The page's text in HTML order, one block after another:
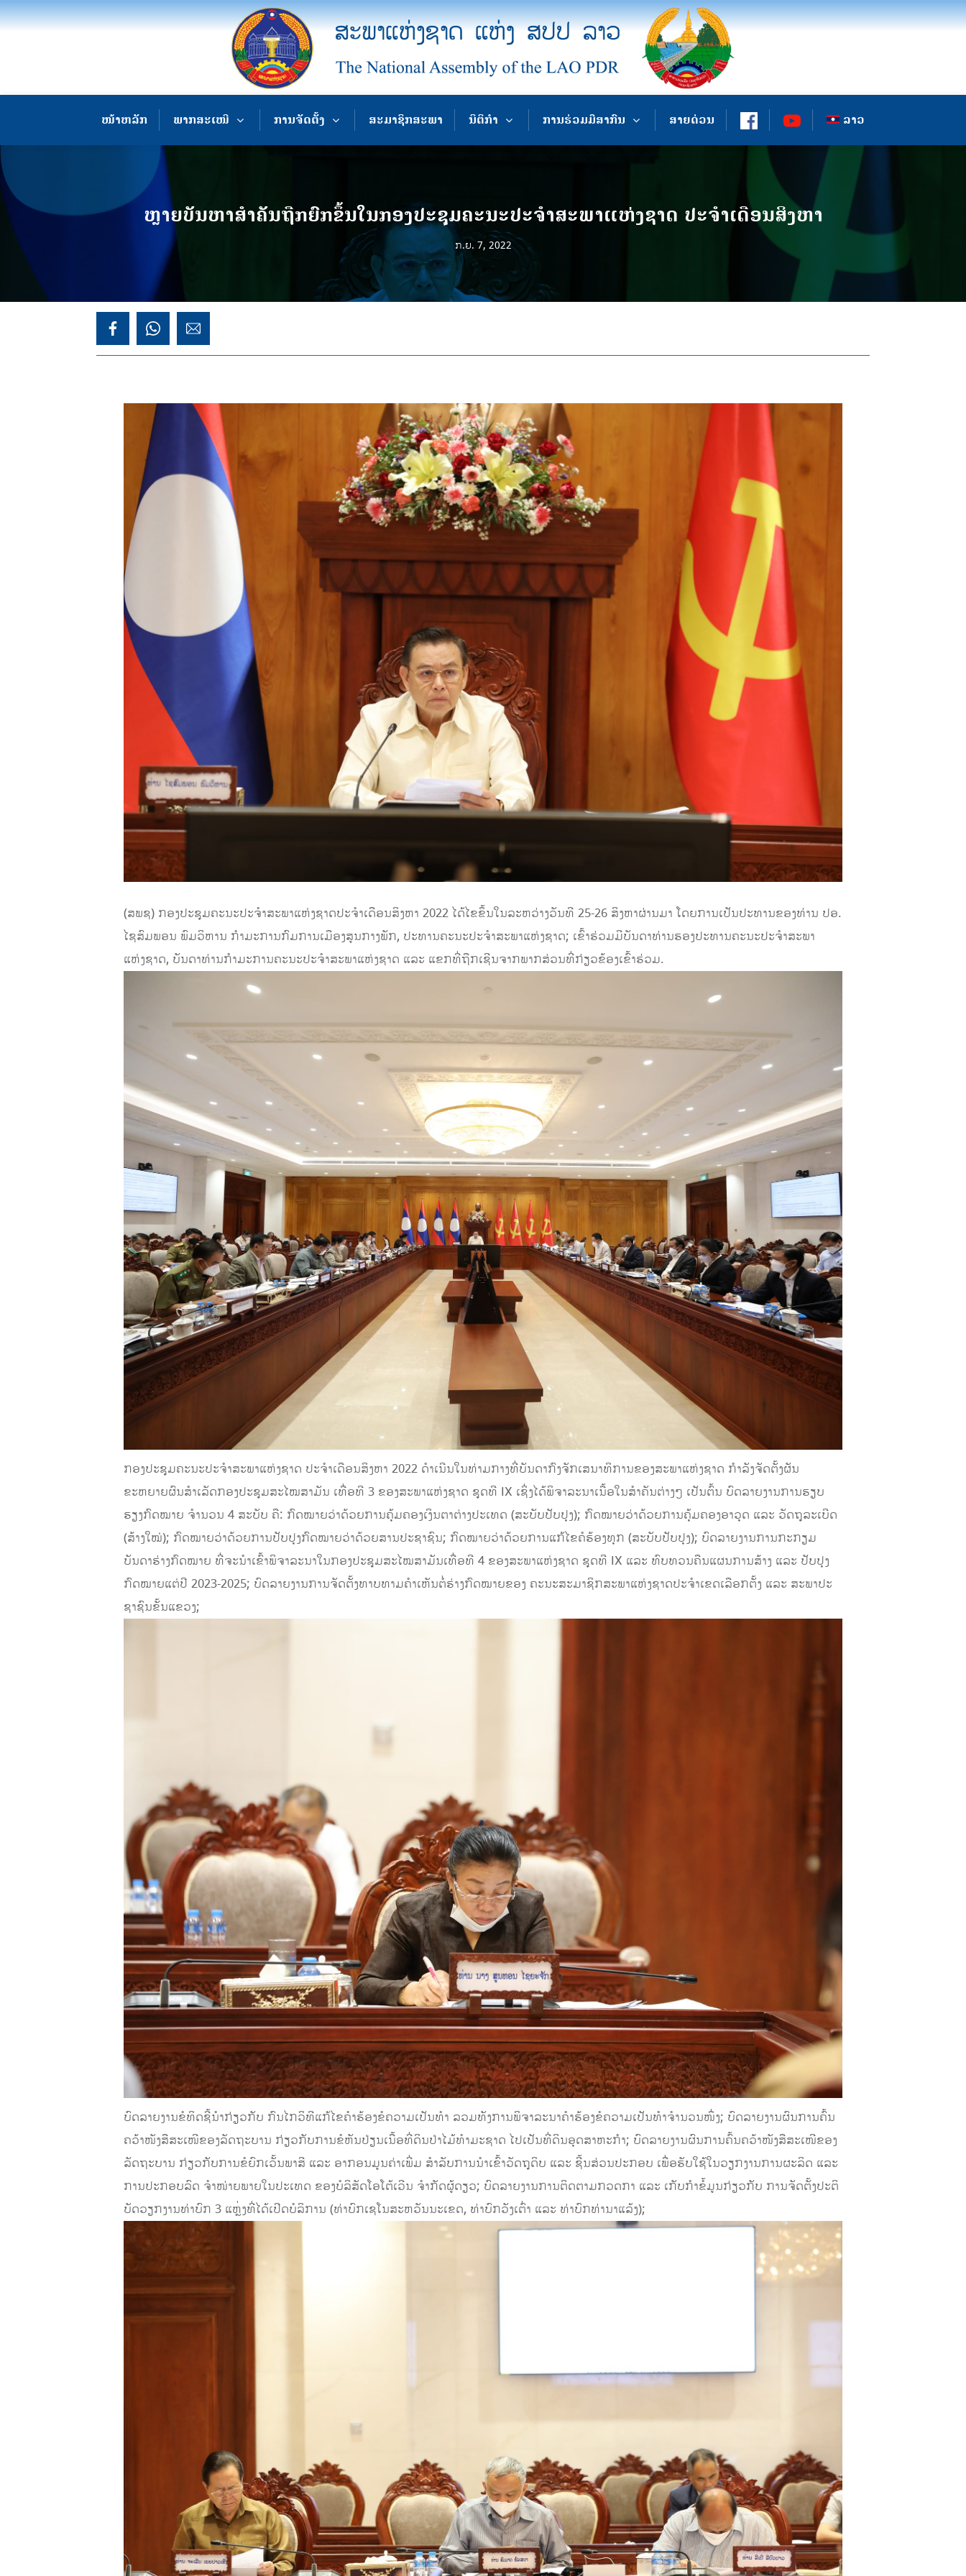
ໜ້າຫລັກ ພາກສະເໜີ ການຈັດຕັ້ງ ສະມາຊິກສະພາ ນິຕິກຳ ການຮ່ວມມືສາກົນ ສາຍດ່ວນ ລາວ
ຫຼາຍບັນຫາສຳຄັນຖືກຍົກຂຶ້ນໃນກອງປະຊຸມຄະນະປະຈຳສະພາແຫ່ງຊາດ ປະຈຳເດືອນສິງຫາ
ກ.ຍ. 7, 2022
(ສພຊ) ກອງ​ປະ​ຊຸມ​ຄະ​ນະ​ປະ​ຈຳ​ສະ​ພາ​ແຫ່ງ​ຊາດ​ປະ​ຈຳ​ເດືອນ​ສິງ​ຫາ 2022 ໄດ້ໄຂຂຶ້ນໃນລະຫວ່າງວັນທີ 25-26 ສິງ​ຫາຜ່ານມາ ໂດຍການເປັນປະທານຂອງທ່ານ ປອ.
ໄຊສົມພອນ ພົມວິຫານ ກໍາມະການກົມການເມືອງສູນກາງພັກ, ປະທານຄະນະປະຈໍາສະພາແຫ່ງຊາດ; ເຂົ້າຮ່ວມມີບັນດາທ່ານຮອງປະທານຄະນະປະຈໍາສະພາ
ແຫ່ງຊາດ, ບັນດາທ່ານກຳມະການຄະນະປະຈໍາສະພາແຫ່ງຊາດ ແລະ ແຂກທີ່ຖືກເຊີນຈາກພາກສ່ວນທີ່ກ່ຽວຂ້ອງເຂົ້າຮ່ວມ.
ກອງ​ປະ​ຊຸມ​ຄະນະປະຈໍາສະພາແຫ່ງຊາດ ປະຈໍາເດືອນສິງຫາ 2022 ດໍາເນີນໃນທ່າມກາງທີ່ບັນດາກົງຈັກເສນາທິການຂອງສະພາແຫ່ງຊາດ ກໍາລັງຈັດຕັ້ງຜັນ
ຂະຫຍາຍຜົນສໍາເລັດກອງປະຊຸມສະໄໝສາມັນ ເທື່ອທີ 3 ຂອງສະພາແຫ່ງຊາດ ຊຸດທີ IX ເຊິ່ງໄດ້ພິຈາລະນາເນື້ອໃນສໍາຄັນຕ່າງໆ ເປັນຕົ້ນ ​ບົດລາຍ​ງານ​ການ​ຮຽບ​
ຮຽງ​ກົດ​ໝາຍ​ ຈໍາ​ນວນ 4 ສະ​ບັບ ຄື: ກົດ​ໝາຍ​ວ່າ​ດ້ວຍ​ການ​ຄຸ້ມ​ຄອງ​ເງິນ​ຕາ​ຕ່າງ​ປະ​ເທດ (ສະ​ບັບ​ປັບ​ປຸງ); ກົດ​ໝາຍ​ວ່າ​ດ້ວຍ​ການ​ຄຸ້ມ​ຄອງ​ອາ​ວຸດ ແລະ ວັດ​ຖຸ​ລະ​ເບີດ
(ສ້າງ​ໃໝ່); ກົດ​ໝາຍ​ວ່າ​ດ້​ວຍ​ການ​ປັບ​ປຸງ​ກົດ​ໝາຍ​ວ່າ​ດ້ວຍ​ສານ​ປະ​ຊາ​ຊົນ; ກົດ​ໝາຍ​ວ່າ​ດ້ວຍ​ການ​ແກ້​ໄຂ​ຄໍ​ຮ້ອງ​ທຸກ (ສະ​ບັບ​ປັບ​ປຸງ); ບົດລາຍ​ງານ​ການກະກຽມ
ບັນດາຮ່າງ​ກົດ​ໝາຍ ​ທີ່​ຈະ​ນຳ​ເຂົ້າ​ພິ​ຈາ​ລະ​ນາ​ໃນ​ກອງ​ປະ​ຊຸມ​ສະ​ໄໝ​ສາ​ມັນ​ເທື່ອ​ທີ 4 ຂອງ​ສະ​ພາ​ແຫ່ງ​ຊາດ ​ຊຸດ​ທີ IX ແລະ ​ທົບ​ທວນ​ຄືນ​ແຜນ​ການ​ສ້າງ ແລະ ປັບ​ປຸງ​
ກົດ​ໝາຍ​ແຕ່​ປີ 2023-2025; ບົດລາຍ​ງານການ​ຈັດ​ຕັ້ງ​ທາບ​ທາມ​ຄຳ​ເຫັນ​ຕໍ່​ຮ່າງ​ກົດ​ໝາຍ​ຂອງ​ ຄະ​ນະ​ສະ​ມາ​ຊິກ​ສະ​ພາ​ແຫ່ງ​ຊາດ​ປະ​ຈຳ​ເຂດ​ເລືອກ​ຕັ້ງ ແລະ ສະ​ພາ​ປະ​
ຊາ​ຊົນ​ຂັ້ນ​ແຂວງ;
ບົດລາຍ​ງານ​ຂໍ​ທິດ​ຊີ້​ນຳ​ກ່ຽວ​ກັບ ​ກົນ​ໄກວິ​ທີ​ແກ້​ໄຂ​ຄຳ​ຮ້ອງ​ຂໍ​ຄວາມ​ເປັນ​ທຳ ລວມທັງການພິ​ຈາ​ລະ​ນາ​ຄຳ​ຮ້ອງ​ຂໍ​ຄວາມ​ເປັນ​ທຳຈໍານວນໜຶ່ງ; ບົດລາຍ​ງານ​ຜົນ​ການ​ຄົ້ນ​
ຄວ້າ​ໜັງ​ສື​ສະ​ເໜີ​ຂອງ​ລັດ​ຖະ​ບານ ​ກ່ຽວ​ກັບ​ການ​ຂໍ​ຫັນ​ປ່ຽນ​ເນື້ອ​ທີ່​ດິນ​ປ່າ​ໄມ້​ທຳ​ມະ​ຊາດ​ ໄປ​ເປັນ​ທີ່​ດິນ​ອຸດ​ສາ​ຫະກຳ; ບົດລາຍງານຜົນການຄົ້ນຄວ້າໜັງສືສະເໜີຂອງ
ລັດຖະບານ ກ່ຽວກັບການຂໍຍົກເວັ້ນພາສີ ແລະ ອາກອນມູນຄ່າເພີ່ມ ສໍາລັບການນໍາເຂົ້າວັດຖຸດິບ ແລະ ຊີ້ນສ່ວນປະກອບ ເພື່ອຮັບໃຊ້ໃນວຽກງານການຜະລິດ ແລະ
ການປະກອບລົດ ຈໍາໜ່າຍພາຍໃນປະເທດ ຂອງບໍລິສັດໂອໂຕ້ເວີນ ຈໍາກັດຜູ້ດຽວ;​ ບົດລາຍ​ງານ​ການ​ຕິດ​ຕາມກວດ​ກາ​ ແລະ ເກັບ​ກຳ​ຂໍ້​ມູນ​ກ່ຽວ​ກັບ​ ການ​ຈັດ​ຕັ້ງ​ປະ​ຕິ​
ບັດ​ວຽກ​ງານ​​ທ່າ​ບົກ 3 ແຫຼ່ງ​ທີ່​ໄດ້​ເປີດ​ບໍ​ລິ​ການ (ທ່າ​ບົກ​ເຊ​ໂນ​ສະ​ຫວັນ​ນະ​ເຂດ, ທ່າ​ບົກ​ວັງ​ເຕົ່າ ແລະ ທ່າ​ບົກ​ທ່າ​ນາ​ແລ້ງ);